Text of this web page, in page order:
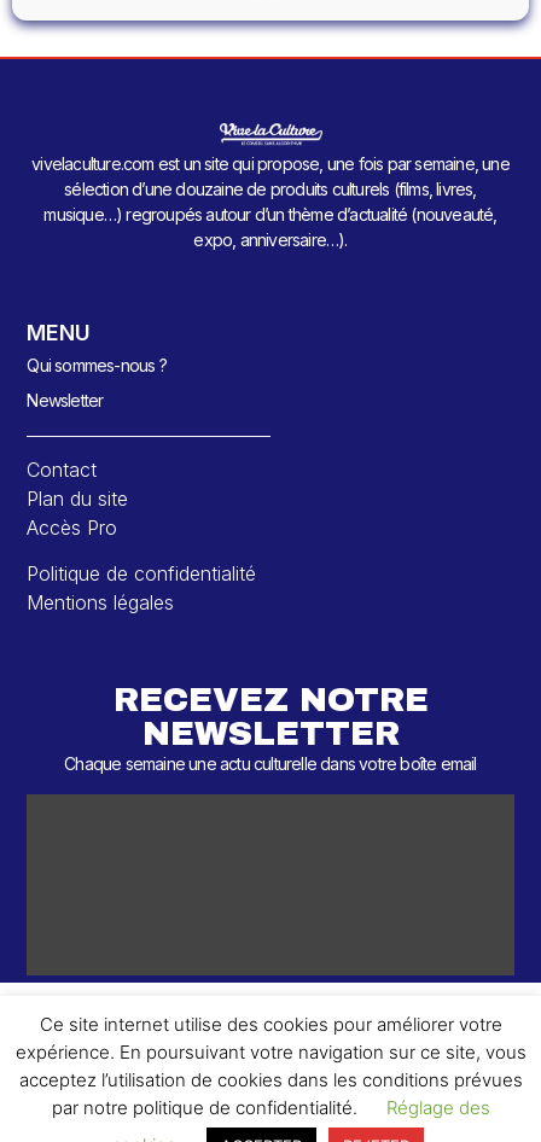
vivelaculture.com est un site qui propose, une fois par semaine, une
sélection d’une douzaine de produits culturels (films, livres,
musique…) regroupés autour d’un thème d’actualité (nouveauté,
expo, anniversaire…).
MENU
Qui sommes-nous ?
Newsletter
Contact
Plan du site
Accès Pro
Politique de confidentialité
Mentions légales
RECEVEZ NOTRE
NEWSLETTER
Chaque semaine une actu culturelle dans votre boîte email
© 2026 – 2 ème Round – Tous droits réservés.
Ce site internet utilise des cookies pour améliorer votre
expérience. En poursuivant votre navigation sur ce site, vous
acceptez l’utilisation de cookies dans les conditions prévues
par notre politique de confidentialité.
Réglage des